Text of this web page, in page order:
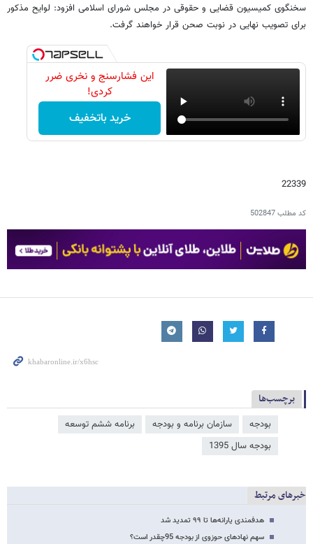
سخنگوی کمیسیون قضایی و حقوقی در مجلس شورای اسلامی افزود: لوایح مذکور
برای تصویب نهایی در نوبت صحن قرار خواهند گرفت.
این فشارسنج و نخری ضرر
کردی!
خرید باتخفیف
22339
کد مطلب502847
برچسب‌ها
بودجه سازمان برنامه و بودجه
برنامه ششم توسعه
بودجه سال 1395
خبرهای مرتبط
هدفمندی یارانه‌ها تا ٩٩ تمدید شد
سهم نهادهای حوزوی از بودجه 95چقدر است؟